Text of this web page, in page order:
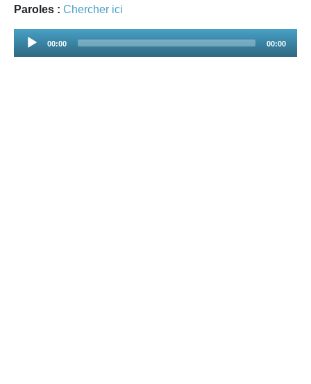
Paroles : Chercher ici
Audio
00:00 00:00